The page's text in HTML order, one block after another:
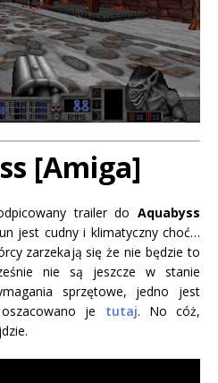
[Amiga]
trailer do Aquabyss
jest cudny i klimatyczny choć…
zarzekają się że nie będzie to
nie są jeszcze w stanie
sprzętowe, jedno jest
je tutaj. No cóż,